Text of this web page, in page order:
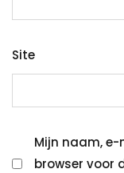
Site
Mijn naam, e-
browser voor